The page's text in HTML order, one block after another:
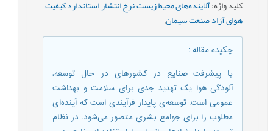
کلید واژه:آلاینده‌های محیط زیست,نرخ انتشار,استاندارد کیفیت
هوای آزاد,صنعت سیمان,
چکیده مقاله:
با پیشرفت صنایع در کشورهای در حال توسعه،
آلودگی هوا یک تهدید جدی برای سلامت و بهداشت
عمومی است. توسعه‌ی پایدار فرآیندی است که آینده‌ای
مطلوب را برای جوامع بشری متصور می‌شود. در نظام